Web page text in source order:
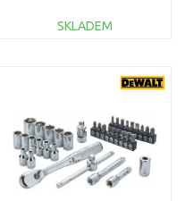
SKLADEM